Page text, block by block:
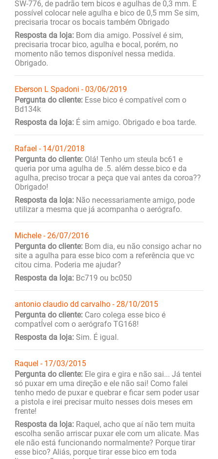
SW-776, de padrão tem bicos e agulhas de 0,3 mm. É
possível colocar nele agulha e bico de 0,5 mm Se sim,
precisaria trocar os bocais também Obrigado
Resposta da loja: Bom dia amigo. Possível é sim,
precisaria trocar bico, agulha e bocal, porém, no
momento não temos disponível nessa medida.
Obrigado.
Eberson L Spadoni - 03/06/2019
Pergunta do cliente: Esse bico é compatível com o
Bd134k
Resposta da loja: É sim amigo. Obrigado e boa tarde.
Rafael - 14/01/2018
Pergunta do cliente: Olá! Tenho um steula bc61 e
queria por uma agulha de .5. além desse.bico e da
agulha, preciso trocar a peça que vai antes da coroa??
Obrigado!
Resposta da loja: Não necessariamente amigo, pode
utilizar a mesma que já acompanha o aerógrafo.
Michele - 26/07/2016
Pergunta do cliente: Bom dia, eu não consigo achar no
site a agulha para esse bico com a referência que vc
citou cima. Poderia me ajudar?
Resposta da loja: Bc719 ou bc050
antonio claudio dd carvalho - 28/10/2015
Pergunta do cliente: Caro colega esse bico é
compatÍvel com o aerógrafo TG168!
Resposta da loja: Sim. É igual.
Raquel - 17/03/2015
Pergunta do cliente: Ele gira e gira e não sai... Já tentei
só puxar em uma direção e ele não sai! Como falei
tenho medo de puxar e quebrar e ficar sem poder usar
a pistola e irei precisar muito nesses dois meses em
frente!
Resposta da loja: Raquel, acho que aí não tem muita
escolha senão arriscar puxar ele com um alicate. Mas
ele não está funcionando normalmente? Porque tirar
esse bico? Aliás, porque tirar esse bico em toda